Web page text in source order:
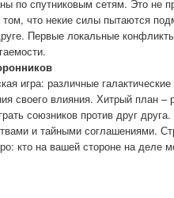
по спутниковым сетям. Это не
что некие силы пытаются
Первые локальные
игра: различные
своего влияния. Хитрый план –
союзников против друг
и тайными соглашениями.
кто на вашей стороне на деле